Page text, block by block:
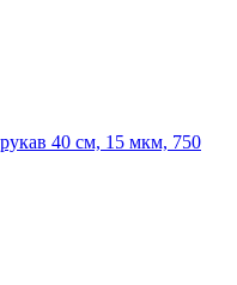
40 см, 15 мкм, 750